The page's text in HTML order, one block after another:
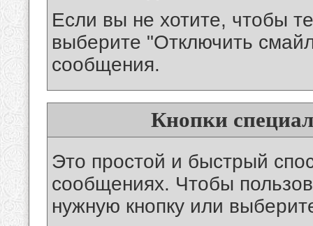
Если вы не хотите, чтобы
выберите "Отключить
сообщения.
Кнопки
Это простой и быстрый
сообщениях. Чтобы
нужную кнопку или